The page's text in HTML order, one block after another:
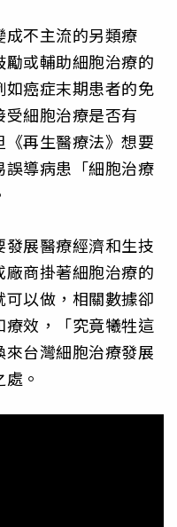
成不主流的另類療
或輔助細胞治療的
癌症末期患者的免
細胞治療是否有
再生醫療法》想要
導病患「細胞治療
展醫療經濟和生技
商掛著細胞治療的
以做，相關數據卻
效，「究竟犧牲這
台灣細胞治療發展
。